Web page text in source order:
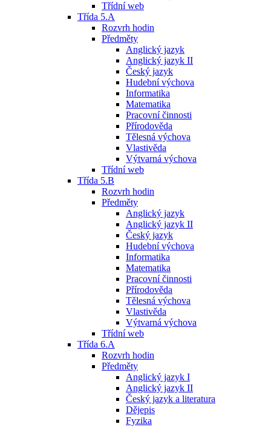
Třídní web
Třída 5.A
Rozvrh hodin
Předměty
Anglický jazyk
Anglický jazyk II
Český jazyk
Hudební výchova
Informatika
Matematika
Pracovní činnosti
Přírodověda
Tělesná výchova
Vlastivěda
Výtvarná výchova
Třídní web
Třída 5.B
Rozvrh hodin
Předměty
Anglický jazyk
Anglický jazyk II
Český jazyk
Hudební výchova
Informatika
Matematika
Pracovní činnosti
Přírodověda
Tělesná výchova
Vlastivěda
Výtvarná výchova
Třídní web
Třída 6.A
Rozvrh hodin
Předměty
Anglický jazyk I
Anglický jazyk II
Český jazyk a literatura
Dějepis
Fyzika